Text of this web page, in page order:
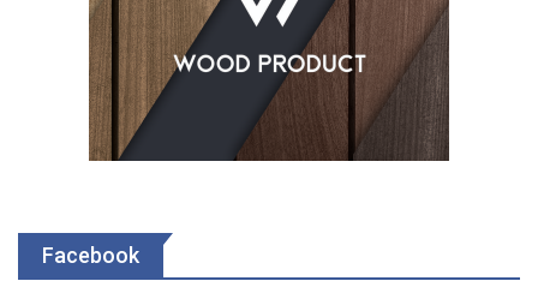
Facebook